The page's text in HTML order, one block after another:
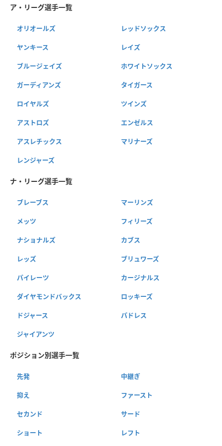
ア・リーグ選手一覧
オリオールズ レッドソックス
ヤンキース レイズ
ブルージェイズ ホワイトソックス
ガーディアンズ タイガース
ロイヤルズ ツインズ
アストロズ エンゼルス
アスレチックス マリナーズ
レンジャーズ
ナ・リーグ選手一覧
ブレーブス マーリンズ
メッツ フィリーズ
ナショナルズ カブス
レッズ ブリュワーズ
パイレーツ カージナルス
ダイヤモンドバックス ロッキーズ
ドジャース パドレス
ジャイアンツ
ポジション別選手一覧
先発 中継ぎ
抑え ファースト
セカンド サード
ショート レフト